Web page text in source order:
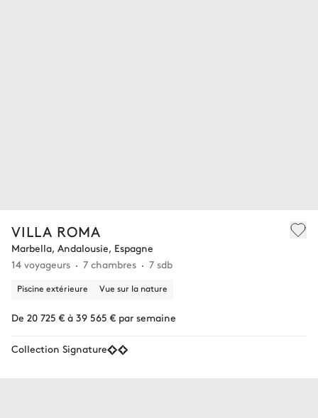
VILLA ROMA
Marbella, Andalousie, Espagne
14 voyageurs
7 chambres 7 sdb
Piscine extérieure Vue sur la nature
De 20 725 € à 39 565 € par semaine
Collection Signature